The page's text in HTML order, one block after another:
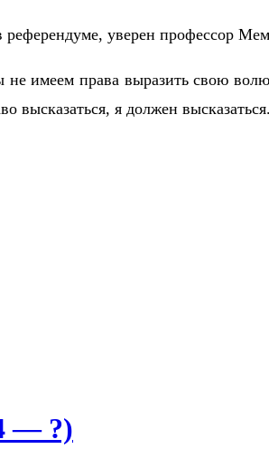
референдуме, уверен профессор
имеем права выразить свою
я должен высказаться.
— ?)